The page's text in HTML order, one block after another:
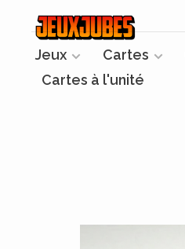
Jeux Cartes
Cartes à l'unité